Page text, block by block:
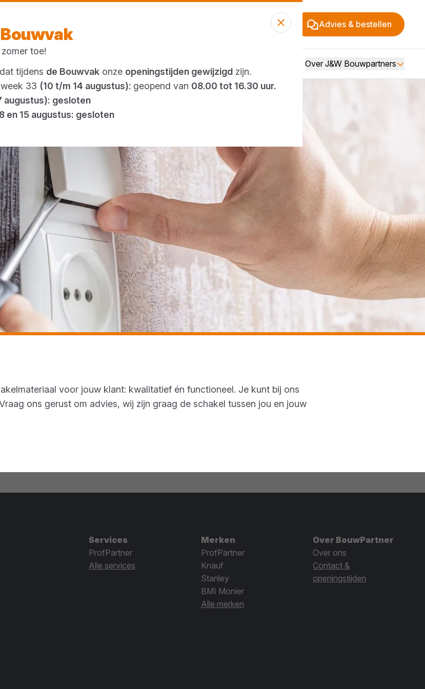
Advies & bestellen
Over J&W Bouwpartners
voor jouw klant: kwalitatief én functioneel. Je kunt bij ons
ons gerust om advies, wij zijn graag de schakel tussen jou en jouw
toe!
tijdens de Bouwvak onze openingstijden gewijzigd zijn.
33 (10 t/m 14 augustus): geopend van 08.00 tot 16.30 uur.
augustus): gesloten
en 15 augustus: gesloten
Services
ProfPartner
Alle services
Merken
ProfPartner
Knauf
Stanley
BMI Monier
Alle merken
Over BouwPartner
Over ons
Contact &
openingstijden